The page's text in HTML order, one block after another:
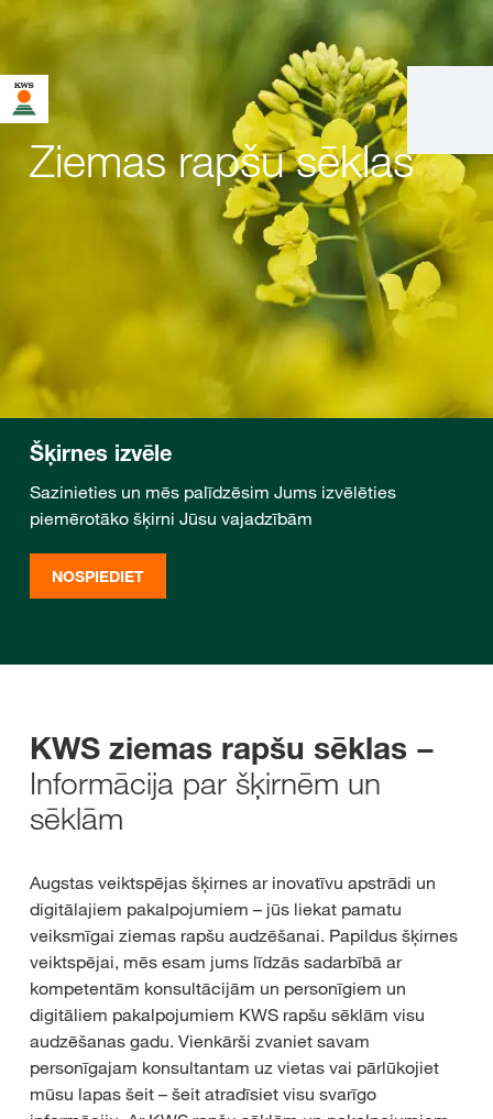
Ziemas rapšu sēklas
Šķirnes izvēle
Sazinieties un mēs palīdzēsim Jums izvēlēties
piemērotāko šķirni Jūsu vajadzībām
NOSPIEDIET
KWS ziemas rapšu sēklas −
Informācija par šķirnēm un
sēklām
Augstas veiktspējas šķirnes ar inovatīvu apstrādi un
digitālajiem pakalpojumiem – jūs liekat pamatu
veiksmīgai ziemas rapšu audzēšanai. Papildus šķirnes
veiktspējai, mēs esam jums līdzās sadarbībā ar
kompetentām konsultācijām un personīgiem un
digitāliem pakalpojumiem KWS rapšu sēklām visu
audzēšanas gadu. Vienkārši zvaniet savam
personīgajam konsultantam uz vietas vai pārlūkojiet
mūsu lapas šeit – šeit atradīsiet visu svarīgo